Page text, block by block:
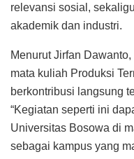
relevansi sosial,
akademik dan industri.
Menurut Jirfan
mata kuliah Produksi
berkontribusi langsung
“Kegiatan seperti ini
Universitas Bosowa di
sebagai kampus yang